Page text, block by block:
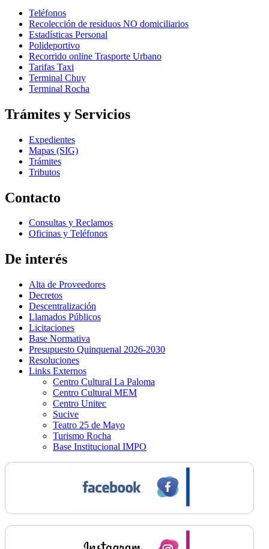
Teléfonos
Recolección de residuos NO domiciliarios
Estadísticas Personal
Polideportivo
Recorrido online Trasporte Urbano
Tarifas Taxi
Terminal Chuy
Terminal Rocha
Trámites y Servicios
Expedientes
Mapas (SIG)
Trámites
Tributos
Contacto
Consultas y Reclamos
Oficinas y Teléfonos
De interés
Alta de Proveedores
Decretos
Descentralización
Llamados Públicos
Licitaciones
Base Normativa
Presupuesto Quinquenal 2026-2030
Resoluciones
Links Externos
Centro Cultural La Paloma
Centro Cultural MEM
Centro Unitec
Sucive
Teatro 25 de Mayo
Turismo Rocha
Base Institucional IMPO